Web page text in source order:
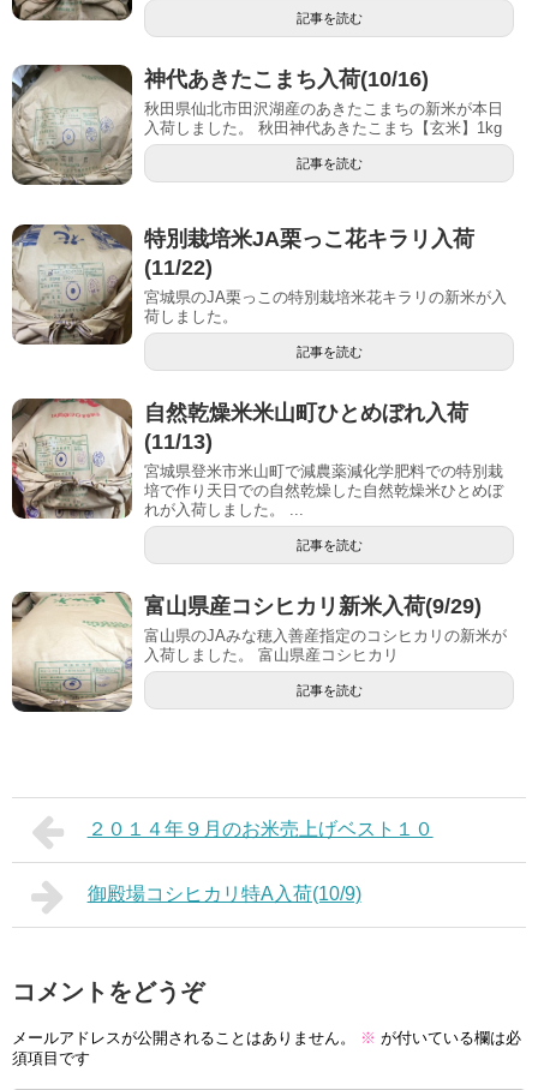
記事を読む
神代あきたこまち入荷(10/16)
秋田県仙北市田沢湖産のあきたこまちの新米が本日
入荷しました。 秋田神代あきたこまち【玄米】1kg
記事を読む
特別栽培米JA栗っこ花キラリ入荷
(11/22)
宮城県のJA栗っこの特別栽培米花キラリの新米が入
荷しました。
記事を読む
自然乾燥米米山町ひとめぼれ入荷
(11/13)
宮城県登米市米山町で減農薬減化学肥料での特別栽
培で作り天日での自然乾燥した自然乾燥米ひとめぼ
れが入荷しました。 ...
記事を読む
富山県産コシヒカリ新米入荷(9/29)
富山県のJAみな穂入善産指定のコシヒカリの新米が
入荷しました。 富山県産コシヒカリ
記事を読む
２０１４年９月のお米売上げベスト１０
御殿場コシヒカリ特A入荷(10/9)
コメントをどうぞ
メールアドレスが公開されることはありません。 ※ が付いている欄は必
須項目です